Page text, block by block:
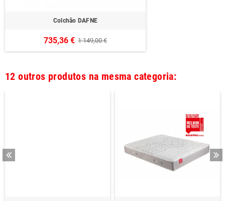
Colchão DAFNE
735,36 € 1 149,00 €
12 outros produtos na mesma categoria: